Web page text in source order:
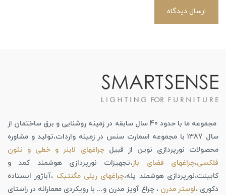
ارسال دیدگاه
مجموعه ما با حدود 40 سال سابقه در زمینه روشنایی و برق ساختمان از
سال 1387 با مجموعه اسمارت سنس در زمینه واردات،تولید و مشاوره
محصولات نورپردازی نوین از قبیلچراغهای لاینر و خطی و نئون
فلکسی،چراغهای فضای باز،تجهیزات نورپردازی هوشمند کمد و
کابینت،نورپردازی هوشمند پله،چراغهای ریلی مگنتیک ،آباژور ایستاده
دکوری ،لوستر مدرن ، چراغ آویز مدرن و... با رویکردی معمارانه در راستای